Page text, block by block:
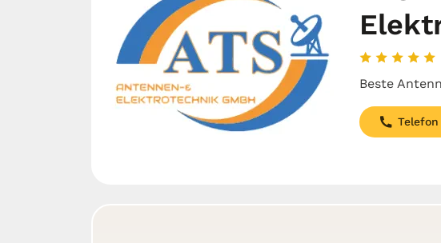
Beste
Telefon